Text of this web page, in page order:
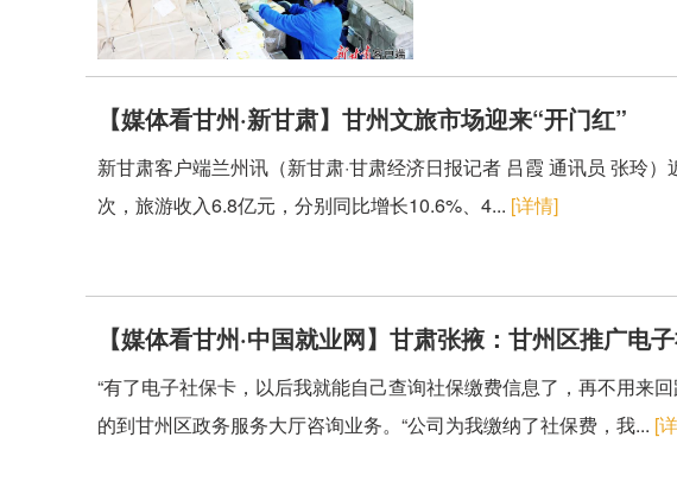
【媒体看甘州·新甘肃】甘州文旅市场迎来“开门红”
新甘肃客户端兰州讯（新甘肃·甘肃经济日报记者 吕霞 通讯员 张玲
次，旅游收入6.8亿元，分别同比增长10.6%、4... [详情]
【媒体看甘州·中国就业网】甘肃张掖：甘州区推广电
“有了电子社保卡，以后我就能自己查询社保缴费信息了，再不用来
的到甘州区政务服务大厅咨询业务。“公司为我缴纳了社保费，我... [